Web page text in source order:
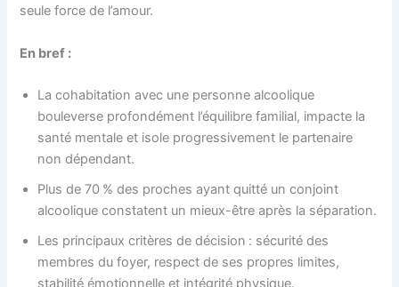
seule force de l’amour.
En bref :
La cohabitation avec une personne alcoolique
bouleverse profondément l’équilibre familial, impacte la
santé mentale et isole progressivement le partenaire
non dépendant.
Plus de 70 % des proches ayant quitté un conjoint
alcoolique constatent un mieux-être après la séparation.
Les principaux critères de décision : sécurité des
membres du foyer, respect de ses propres limites,
stabilité émotionnelle et intégrité physique.